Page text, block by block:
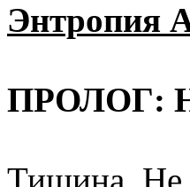
Энтропия
ПРОЛОГ: